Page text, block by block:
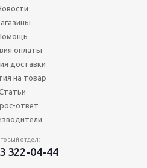
оплаты
доставки
на товар
ответ
отдел:
322-04-44